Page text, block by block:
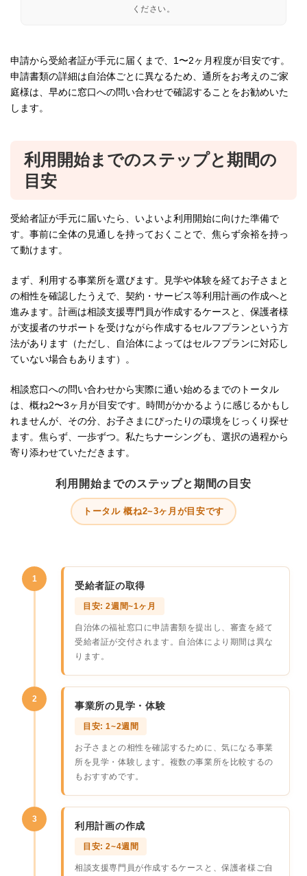
ください。
申請から受給者証が手元に届くまで、1〜2ヶ月程度が目安です。
申請書類の詳細は自治体ごとに異なるため、通所をお考えのご家
庭様は、早めに窓口への問い合わせで確認することをお勧めいた
します。
利用開始までのステップと期間の
目安
受給者証が手元に届いたら、いよいよ利用開始に向けた準備で
す。事前に全体の見通しを持っておくことで、焦らず余裕を持っ
て動けます。
まず、利用する事業所を選びます。見学や体験を経てお子さまと
の相性を確認したうえで、契約・サービス等利用計画の作成へと
進みます。計画は相談支援専門員が作成するケースと、保護者様
が支援者のサポートを受けながら作成するセルフプランという方
法があります（ただし、自治体によってはセルフプランに対応し
ていない場合もあります）。
相談窓口への問い合わせから実際に通い始めるまでのトータル
は、概ね2〜3ヶ月が目安です。時間がかかるように感じるかもし
れませんが、その分、お子さまにぴったりの環境をじっくり探せ
ます。焦らず、一歩ずつ。私たちナーシングも、選択の過程から
寄り添わせていただきます。
利用開始までのステップと期間の目安
トータル 概ね2~3ヶ月が目安です
1
受給者証の取得
目安: 2週間~1ヶ月
自治体の福祉窓口に申請書類を提出し、審査を経て
受給者証が交付されます。自治体により期間は異な
ります。
2
事業所の見学・体験
目安: 1~2週間
お子さまとの相性を確認するために、気になる事業
所を見学・体験します。複数の事業所を比較するの
もおすすめです。
3
利用計画の作成
目安: 2~4週間
相談支援専門員が作成するケースと、保護者様ご自